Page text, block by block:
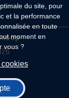
du site, pour
et la performance
en toute
moment en
vous ?
cookies